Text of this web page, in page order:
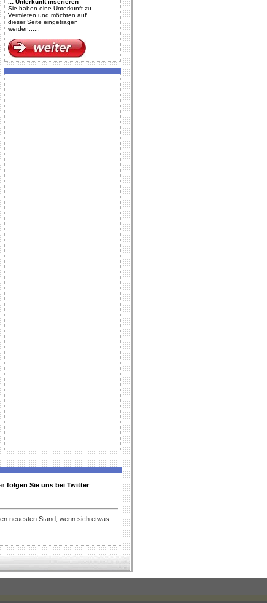
.:: Unterkunft inserieren
Sie haben eine Unterkunft zu
Vermieten und möchten auf
dieser Seite eingetragen
werden......
folgen Sie uns bei Twitter.
neuesten Stand, wenn sich etwas